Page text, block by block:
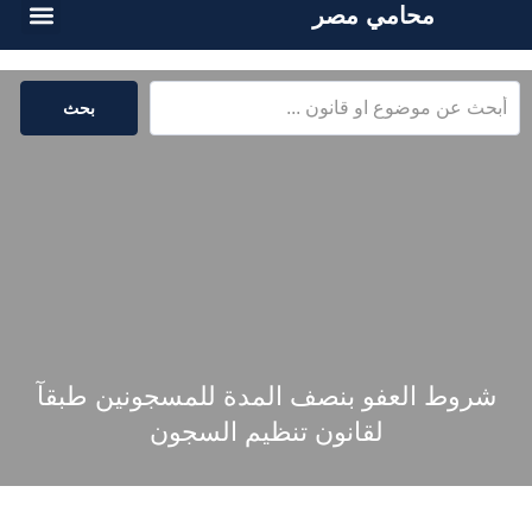
محامي مصر
بحث
شروط العفو بنصف المدة للمسجونين طبقآ
لقانون تنظيم السجون